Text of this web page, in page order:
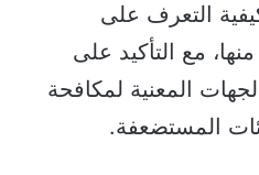
التعرف على
مع التأكيد على
المعنية لمكافحة
المستضعفة.